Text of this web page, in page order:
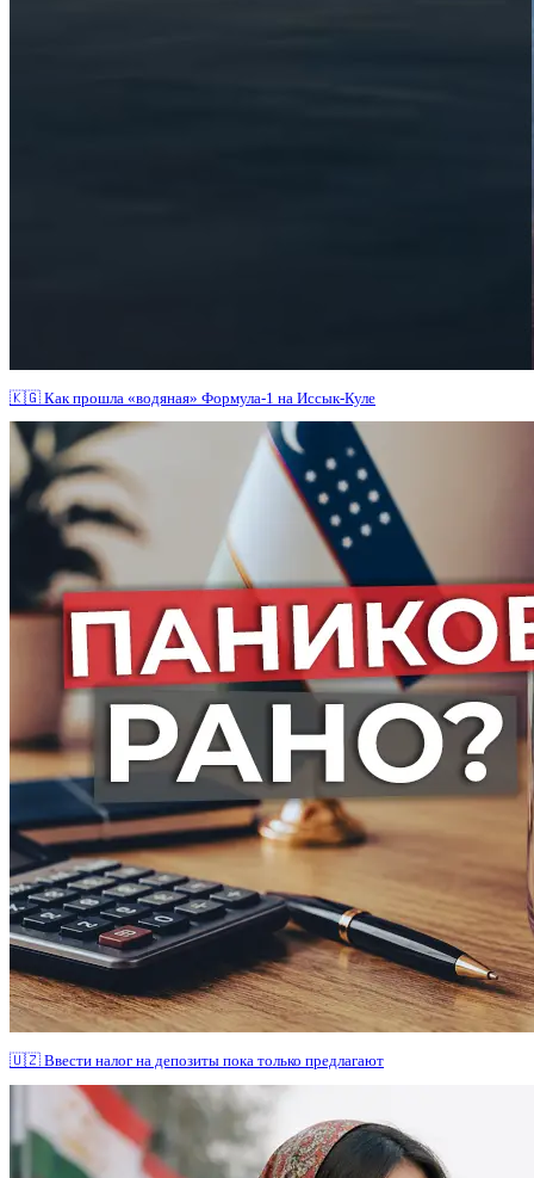
🇰🇬 Как прошла «водяная» Формула-1 на Иссык-Куле
🇺🇿 Ввести налог на депозиты пока только предлагают